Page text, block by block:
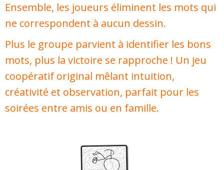
Ensemble, les joueurs éliminent les mots qui
ne correspondent à aucun dessin.
Plus le groupe parvient à identifier les bons
mots, plus la victoire se rapproche ! Un jeu
coopératif original mêlant intuition,
créativité et observation, parfait pour les
soirées entre amis ou en famille.